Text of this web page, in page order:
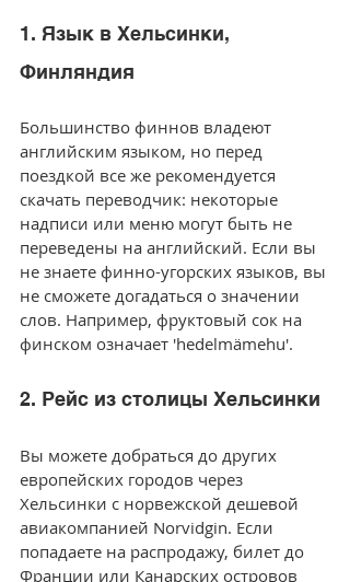
1. Язык в Хельсинки,
Финляндия
Большинство финнов владеют
английским языком, но перед
поездкой все же рекомендуется
скачать переводчик: некоторые
надписи или меню могут быть не
переведены на английский. Если вы
не знаете финно-угорских языков, вы
не сможете догадаться о значении
слов. Например, фруктовый сок на
финском означает 'hedelmämehu'.
2. Рейс из столицы Хельсинки
Вы можете добраться до других
европейских городов через
Хельсинки с норвежской дешевой
авиакомпанией Norvidgin. Если
попадаете на распродажу, билет до
Франции или Канарских островов